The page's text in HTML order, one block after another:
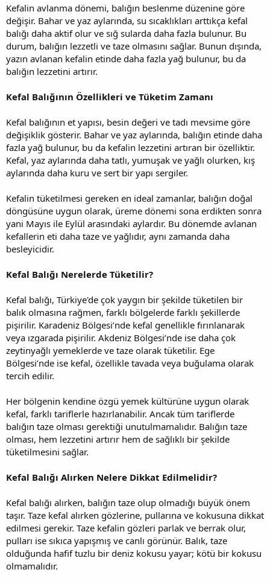
Kefalin avlanma dönemi, balığın beslenme düzenine göre
değişir. Bahar ve yaz aylarında, su sıcaklıkları arttıkça kefal
balığı daha aktif olur ve sığ sularda daha fazla bulunur. Bu
durum, balığın lezzetli ve taze olmasını sağlar. Bunun dışında,
yazın avlanan kefalin etinde daha fazla yağ bulunur, bu da
balığın lezzetini artırır.
Kefal Balığının Özellikleri ve Tüketim Zamanı
Kefal balığının et yapısı, besin değeri ve tadı mevsime göre
değişiklik gösterir. Bahar ve yaz aylarında, balığın etinde daha
fazla yağ bulunur, bu da kefalin lezzetini artıran bir özelliktir.
Kefal, yaz aylarında daha tatlı, yumuşak ve yağlı olurken, kış
aylarında daha kuru ve sert bir yapı sergiler.
Kefalin tüketilmesi gereken en ideal zamanlar, balığın doğal
döngüsüne uygun olarak, üreme dönemi sona erdikten sonra
yani Mayıs ile Eylül arasındaki aylardır. Bu dönemde avlanan
kefallerin eti daha taze ve yağlıdır, aynı zamanda daha
besleyicidir.
Kefal Balığı Nerelerde Tüketilir?
Kefal balığı, Türkiye'de çok yaygın bir şekilde tüketilen bir
balık olmasına rağmen, farklı bölgelerde farklı şekillerde
pişirilir. Karadeniz Bölgesi’nde kefal genellikle fırınlanarak
veya ızgarada pişirilir. Akdeniz Bölgesi’nde ise daha çok
zeytinyağlı yemeklerde ve taze olarak tüketilir. Ege
Bölgesi’nde ise kefal, özellikle tavada veya buğulama olarak
tercih edilir.
Her bölgenin kendine özgü yemek kültürüne uygun olarak
kefal, farklı tariflerle hazırlanabilir. Ancak tüm tariflerde
balığın taze olması gerektiği unutulmamalıdır. Balığın taze
olması, hem lezzetini artırır hem de sağlıklı bir şekilde
tüketilmesini sağlar.
Kefal Balığı Alırken Nelere Dikkat Edilmelidir?
Kefal balığı alırken, balığın taze olup olmadığı büyük önem
taşır. Taze kefal alırken gözlerine, pullarına ve kokusuna dikkat
edilmesi gerekir. Taze kefalin gözleri parlak ve berrak olur,
pulları ise sıkıca yapışmış ve canlı görünür. Balık, taze
olduğunda hafif tuzlu bir deniz kokusu yayar; kötü bir kokusu
olmamalıdır.